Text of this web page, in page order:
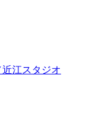
江スタジオ